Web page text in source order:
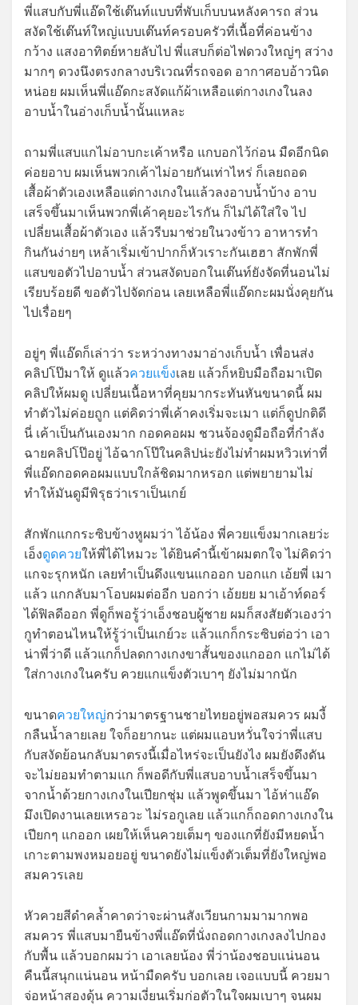
พี่แสบกับพี่แอ๊ดใช้เต๊นท์แบบที่พับเก็บบนหลังคารถ ส่วน
สงัดใช้เต๊นท์ใหญ่แบบเต๊นท์ครอบครัวที่เนื้อที่ค่อนข้าง
กว้าง แสงอาทิตย์หายลับไป พี่แสบก็ต่อไฟดวงใหญ่ๆ สว่าง
มากๆ ดวงนึงตรงกลางบริเวณที่รถจอด อากาศอบอ้าวนิด
หน่อย ผมเห็นพี่แอ๊ดกะสงัดแก้ผ้าเหลือแต่กางเกงในลง
อาบน้ำในอ่างเก็บน้ำนั้นแหละ
ถามพี่แสบแกไม่อาบกะเค้าหรือ แกบอกไว้ก่อน มืดอีกนิด
ค่อยอาบ ผมเห็นพวกเค้าไม่อายกันเท่าไหร่ ก็เลยถอด
เสื้อผ้าตัวเองเหลือแต่กางเกงในแล้วลงอาบน้ำบ้าง อาบ
เสร็จขึ้นมาเห็นพวกพี่เค้าคุยอะไรกัน ก็ไม่ได้ใส่ใจ ไป
เปลี่ยนเสื้อผ้าตัวเอง แล้วรีบมาช่วยในวงข้าว อาหารทำ
กินกันง่ายๆ เหล้าเริ่มเข้าปากก็หัวเราะกันเฮฮา สักพักพี่
แสบขอตัวไปอาบน้ำ ส่วนสงัดบอกในเต๊นท์ยังจัดที่นอนไม่
เรียบร้อยดี ขอตัวไปจัดก่อน เลยเหลือพี่แอ๊ดกะผมนั่งคุยกัน
ไปเรื่อยๆ
อยู่ๆ พี่แอ๊ดก็เล่าว่า ระหว่างทางมาอ่างเก็บน้ำ เพื่อนส่ง
คลิปโป๊มาให้ ดูแล้วควยแข็งเลย แล้วก็หยิบมือถือมาเปิด
คลิปให้ผมดู เปลี่ยนเนื้อหาที่คุยมากระทันหันขนาดนี้ ผม
ทำตัวไม่ค่อยถูก แต่คิดว่าพี่เค้าคงเริ่มจะเมา แต่ก็ดูปกติดี
นี่ เค้าเป็นกันเองมาก กอดคอผม ชวนจ้องดูมือถือที่กำลัง
ฉายคลิปโป๊อยู่ ไอ้ฉากโป๊ในคลิปน่ะยังไม่ทำผมหวิวเท่าที่
พี่แอ๊ดกอดคอผมแบบใกล้ชิดมากหรอก แต่พยายามไม่
ทำให้มันดูมีพิรุธว่าเราเป็นเกย์
สักพักแกกระซิบข้างหูผมว่า ไอ้น้อง พี่ควยแข็งมากเลยว่ะ
เอ็งดูดควยให้พี่ได้ไหมวะ ได้ยินคำนี้เข้าผมตกใจ ไม่คิดว่า
แกจะรุกหนัก เลยทำเป็นดึงแขนแกออก บอกแก เอ้ยพี่ เมา
แล้ว แกกลับมาโอบผมต่ออีก บอกว่า เอ้ยยย มาเอ้าท์ดอร์
ได้ฟิลดีออก พี่ดูก็พอรู้ว่าเอ็งชอบผู้ชาย ผมก็สงสัยตัวเองว่า
กูทำตอนไหนให้รู้ว่าเป็นเกย์วะ แล้วแกก็กระซิบต่อว่า เอา
น่าพี่ว่าดี แล้วแกก็ปลดกางเกงขาสั้นของแกออก แกไม่ได้
ใส่กางเกงในครับ ควยแกแข็งตัวเบาๆ ยังไม่มากนัก
ขนาดควยใหญ่กว่ามาตรฐานชายไทยอยู่พอสมควร ผมงี้
กลืนน้ำลายเลย ใจก็อยากนะ แต่ผมแอบหวั่นใจว่าพี่แสบ
กับสงัดย้อนกลับมาตรงนี้เมื่อไหร่จะเป็นยังไง ผมยังดึงดัน
จะไม่ยอมทำตามแก ก็พอดีกับพี่แสบอาบน้ำเสร็จขึ้นมา
จากน้ำด้วยกางเกงในเปียกชุ่ม แล้วพูดขึ้นมา ไอ้ห่าแอ๊ด
มึงเปิดงานเลยเหรอวะ ไม่รอกูเลย แล้วแกก็ถอดกางเกงใน
เปียกๆ แกออก เผยให้เห็นควยเต็มๆ ของแกที่ยังมีหยดน้ำ
เกาะตามพงหมอยอยู่ ขนาดยังไม่แข็งตัวเต็มที่ยังใหญ่พอ
สมควรเลย
หัวควยสีดำคล้ำคาดว่าจะผ่านสังเวียนกามมามากพอ
สมควร พี่แสบมายืนข้างพี่แอ๊ดที่นั่งถอดกางเกงลงไปกอง
กับพื้น แล้วบอกผมว่า เอาเลยน้อง พี่ว่าน้องชอบแน่นอน
คืนนี้สนุกแน่นอน หน้ามืดครับ บอกเลย เจอแบบนี้ ควยมา
จ่อหน้าสองดุ้น ความเงี่ยนเริ่มก่อตัวในใจผมเบาๆ จนผม